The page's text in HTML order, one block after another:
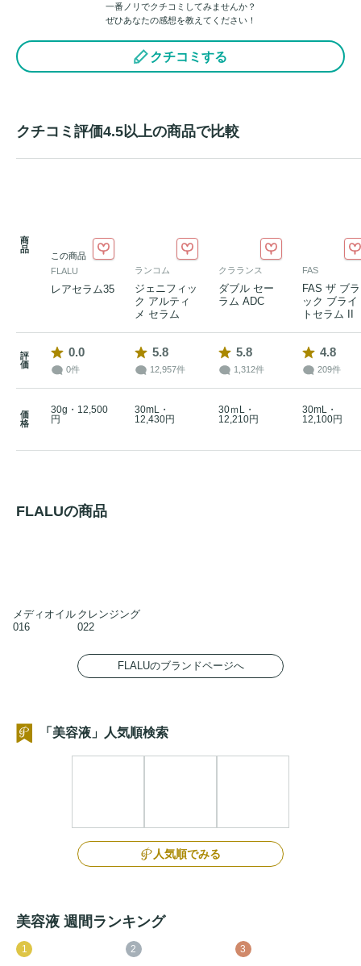
＊「35」は、開発者である髙田美子の名前「ミコ」を表して
います。
*3 パルミチン酸アスコルビルリン酸3Na（整肌成分）
一番ノリでクチコミしてみませんか？
ぜひあなたの感想を教えてください！
クチコミする
クチコミ評価4.5以上の商品で比較
商
品
この商品
FLALU
レアセラム35
ランコム
ジェニフィッ
ク アルティ
メ セラム
クラランス
ダブル セー
ラム ADC
FAS
FAS ザ ブラ
ック ブライ
トセラム II
評
価
0.0
0件
5.8
12,957件
5.8
1,312件
4.8
209件
価
格
30g・12,500
円
30mL・
12,430円
30ｍL・
12,210円
30mL・
12,100円
FLALUの商品
メディオイル
016
クレンジング
022
FLALUのブランドページへ
「美容液」人気順検索
人気順でみる
美容液 週間ランキング
1 2 3